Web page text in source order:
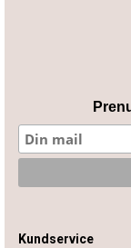
Kundservice